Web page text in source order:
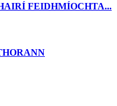
FEIDHMÍOCHTA...